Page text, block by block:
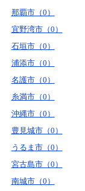
那覇市（0）
宜野湾市（0）
石垣市（0）
浦添市（0）
名護市（0）
糸満市（0）
沖縄市（0）
豊見城市（0）
うるま市（0）
宮古島市（0）
南城市（0）